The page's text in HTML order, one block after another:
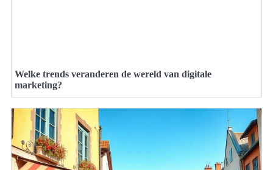
Welke trends veranderen de wereld van digitale
marketing?